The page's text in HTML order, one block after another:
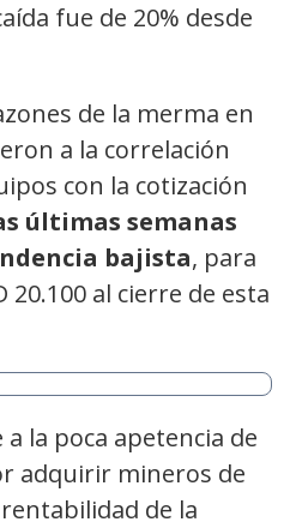
fue de 20% desde
de la merma en
a la correlación
con la cotización
últimas semanas
bajista, para
20.100 al cierre de esta
la poca apetencia de
adquirir mineros de
de la